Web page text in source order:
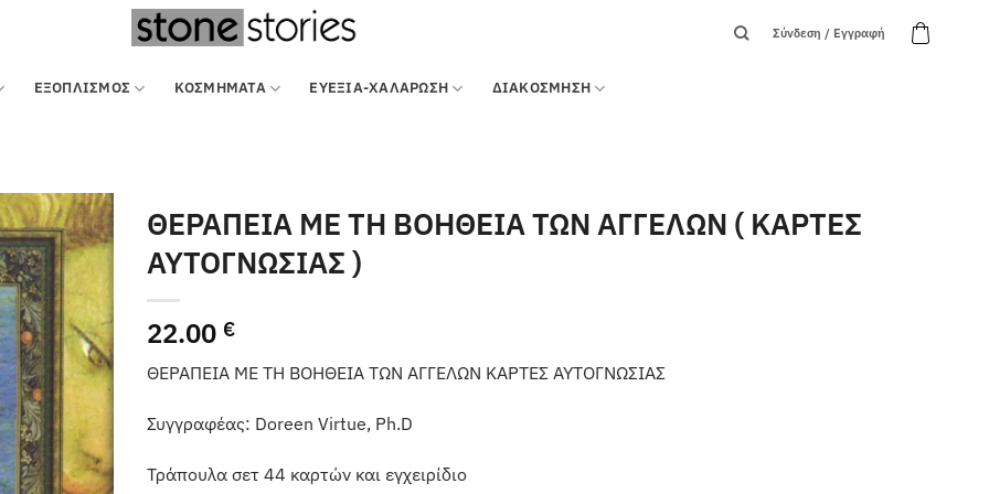
Σύνδεση / Εγγραφή
ΕΞΟΠΛΙΣΜΌΣ ΚΟΣΜΗΜΑΤΑ ΕΥΕΞΙΑ-ΧΑΛΑΡΩΣΗ ΔΙΑΚΟΣΜΗΣΗ
ΘΕΡΑΠΕΙΑ ΜΕ ΤΗ ΒΟΗΘΕΙΑ ΤΩΝ ΑΓΓΕΛΩΝ ( ΚΑΡΤΕΣ
ΑΥΤΟΓΝΩΣΙΑΣ )
22.00 €
ΘΕΡΑΠΕΙΑ ΜΕ ΤΗ ΒΟΗΘΕΙΑ ΤΩΝ ΑΓΓΕΛΩΝ ΚΑΡΤΕΣ ΑΥΤΟΓΝΩΣΙΑΣ
Συγγραφέας: Doreen Virtue, Ph.D
Τράπουλα σετ 44 καρτών και εγχειρίδιο